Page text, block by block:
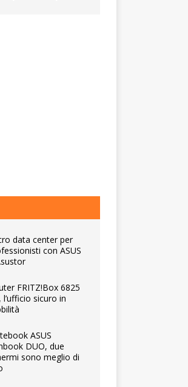
data center per
con ASUS
FRITZ!Box 6825
l’ufficio sicuro in
ASUS
DUO, due
sono meglio di